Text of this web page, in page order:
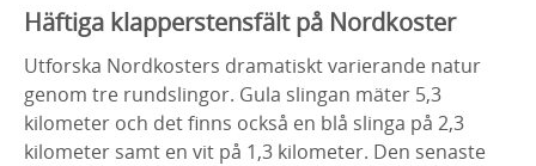
Häftiga klapperstensfält på Nordkoster
Utforska Nordkosters dramatiskt varierande natur
genom tre rundslingor. Gula slingan mäter 5,3
kilometer och det finns också en blå slinga på 2,3
kilometer samt en vit på 1,3 kilometer. Den senaste